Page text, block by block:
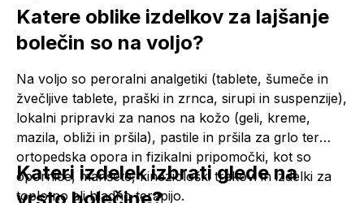
Katere oblike izdelkov za lajšanje
bolečin so na voljo?
Na voljo so peroralni analgetiki (tablete, šumeče in
žvečljive tablete, praški in zrnca, sirupi in suspenzije),
lokalni pripravki za nanos na kožo (geli, kreme,
mazila, obliži in pršila), pastile in pršila za grlo ter
ortopedska opora in fizikalni pripomočki, kot so
opornice, manšete, kineziološki trakovi in izdelki za
toplotno ali hladno terapijo.
Kateri izdelek izbrati glede na